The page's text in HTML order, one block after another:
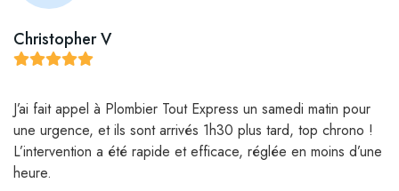
Christopher V
J’ai fait appel à Plombier Tout Express un samedi matin pour
une urgence, et ils sont arrivés 1h30 plus tard, top chrono !
L’intervention a été rapide et efficace, réglée en moins d’une
heure.